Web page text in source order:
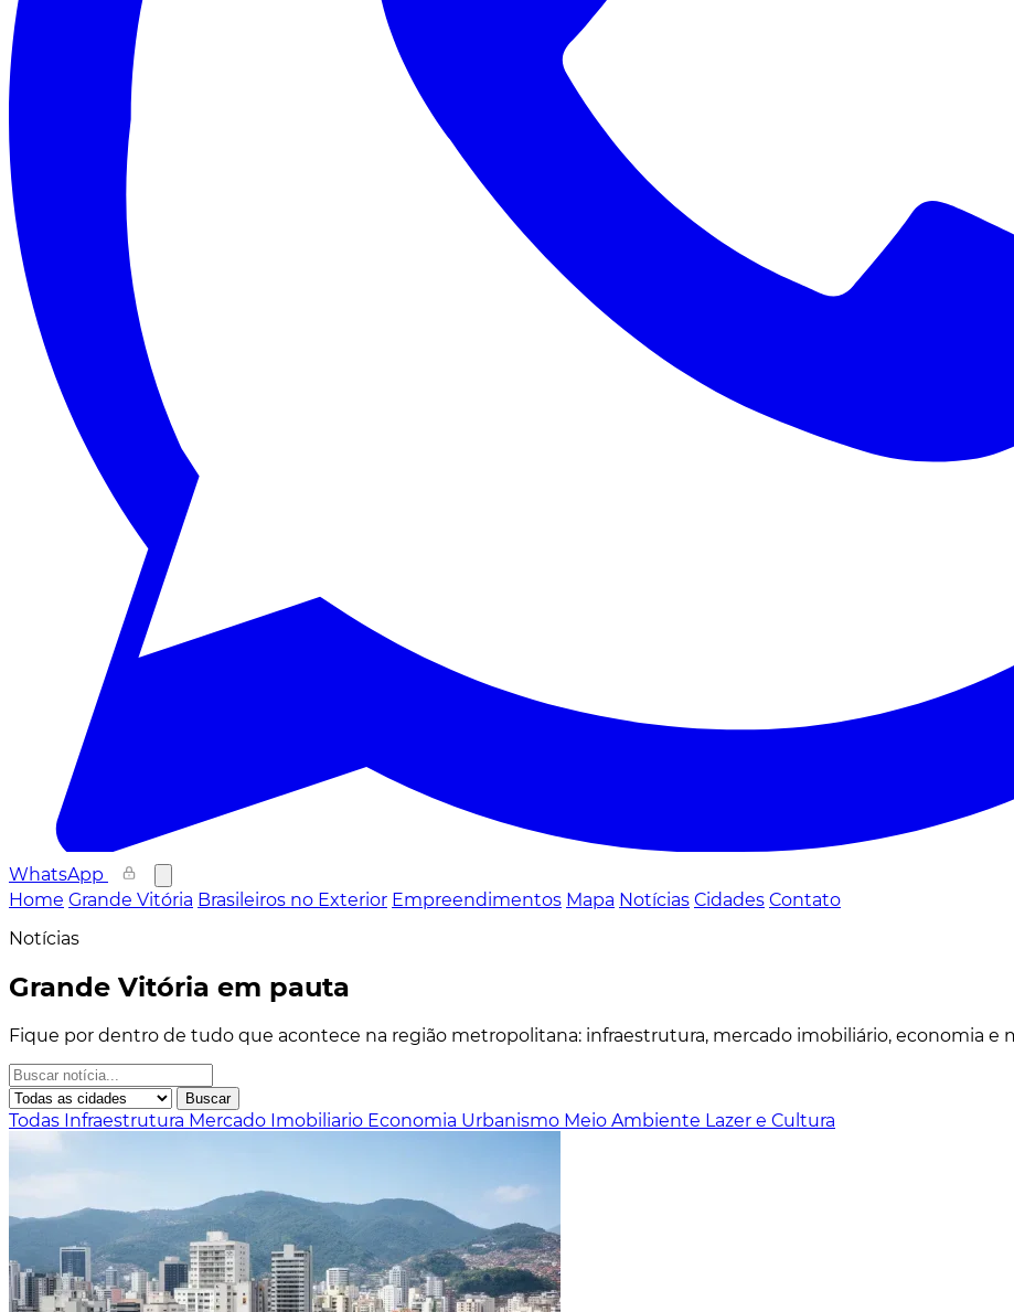
WhatsApp
Home Grande Vitória Brasileiros no Exterior Empreendimentos Mapa Notícias Cidades Contato
Notícias
Grande Vitória em pauta
Fique por dentro de tudo que acontece na região metropolitana: infraestrutura, mercado imobiliário, economia e
Buscar
Todas Infraestrutura Mercado Imobiliario Economia Urbanismo Meio Ambiente Lazer e Cultura